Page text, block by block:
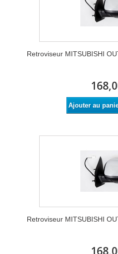
Retroviseur MITSUBISHI
Ajouter au
Retroviseur MITSUBISHI